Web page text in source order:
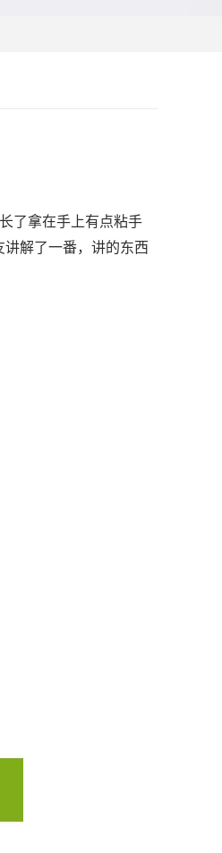
了拿在手上有点粘手
解了一番，讲的东西